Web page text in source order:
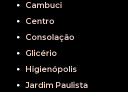
Cambuci
Centro
Consolação
Glicério
Higienópolis
Jardim Paulista